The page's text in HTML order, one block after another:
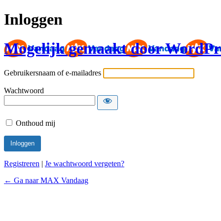
Inloggen
Mogelijk gemaakt door
Gebruikersnaam of e-mailadres
Wachtwoord
Onthoud mij
Registreren | Je wachtwoord vergeten?
← Ga naar MAX Vandaag